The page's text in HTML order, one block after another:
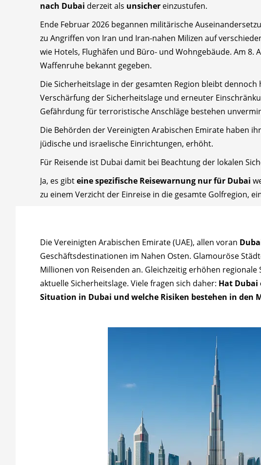
nach Dubai derzeit als unsicher einzustufen.
Ende Februar 2026 begannen militärische
zu Angriffen von Iran und Iran-nahen Milizen auf
wie Hotels, Flughäfen und Büro- und Wohngebäude. Am 8.
Waffenruhe bekannt gegeben.
Die Sicherheitslage in der gesamten Region bleibt
Verschärfung der Sicherheitslage und erneuter
Gefährdung für terroristische Anschläge bestehen
Die Behörden der Vereinigten Arabischen Emirate haben
jüdische und israelische Einrichtungen, erhöht.
Für Reisende ist Dubai damit bei Beachtung der lokalen
Ja, es gibteine spezifische Reisewarnung nur für Dubai
zu einem Verzicht der Einreise in die gesamte Golfregion,
Die Vereinigten Arabischen Emirate (UAE), allen voran
Geschäftsdestinationen im Nahen Osten. Glamouröse
Millionen von Reisenden an. Gleichzeitig erhöhen
aktuelle Sicherheitslage. Viele fragen sich daher: Hat Dubai
Situation in Dubai und welche Risiken bestehen in den